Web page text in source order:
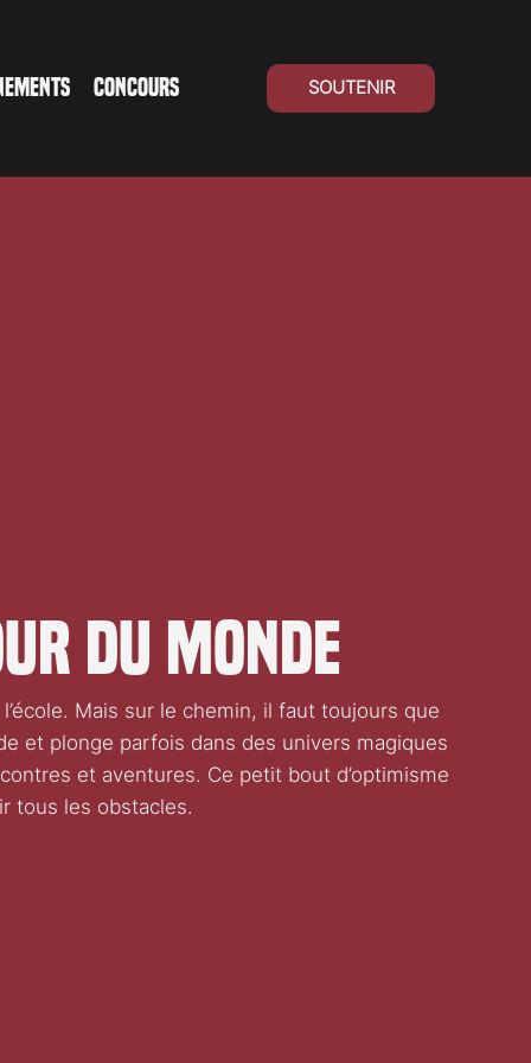
CONCOURS SOUTENIR
du monde
Mais sur le chemin, il faut toujours que
et plonge parfois dans des univers magiques
et aventures. Ce petit bout d’optimisme
tous les obstacles.